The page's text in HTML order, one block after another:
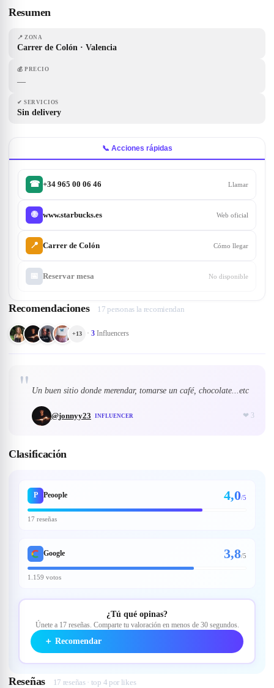
Resumen
📍 ZONA
Carrer de Colón · Valencia
💰 PRECIO
—
✔ SERVICIOS
Sin delivery
📞 Acciones rápidas
☎ +34 965 00 06 46 Llamar
🌐 www.starbucks.es Web oficial
📍 Carrer de Colón Cómo llegar
📅 Reservar mesa No disponible
Recomendaciones 17 personas la recomiendan
+13 · 3 Influencers
" Un buen sitio donde merendar, tomarse un café, chocolate...etc
@jonnyy23 INFLUENCER ❤ 3
Clasificación
P Peoople 4,0/5
17 reseñas
Google 3,8/5
1.159 votos
¿Tú qué opinas?
Únete a 17 reseñas. Comparte tu valoración en menos de 30 segundos.
＋ Recomendar
Reseñas 17 reseñas · top 4 por likes